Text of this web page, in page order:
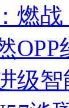
燃
级